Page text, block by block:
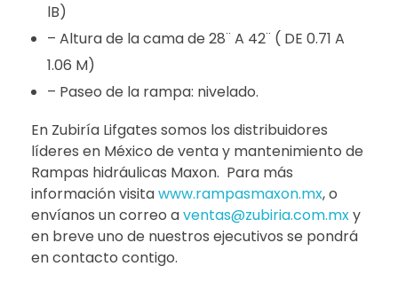
lB)
– Altura de la cama de 28¨ A 42¨ ( DE 0.71 A
1.06 M)
– Paseo de la rampa: nivelado.
En Zubiría Lifgates somos los distribuidores
líderes en México de venta y mantenimiento de
Rampas hidráulicas Maxon. Para más
información visitawww.rampasmaxon.mx, o
envíanos un correo aventas@zubiria.com.mxy
en breve uno de nuestros ejecutivos se pondrá
en contacto contigo.